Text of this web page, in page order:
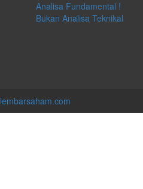
Analisa Fundamental !
Bukan Analisa Teknikal
lembarsaham.com